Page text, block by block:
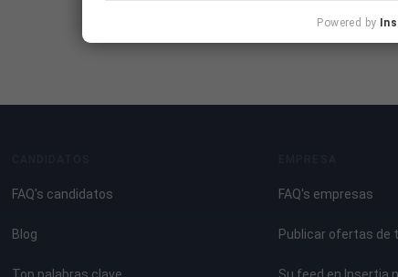
FAQ's candidatos
Blog
FAQ's empresas
Publicar ofertas de
Powered by